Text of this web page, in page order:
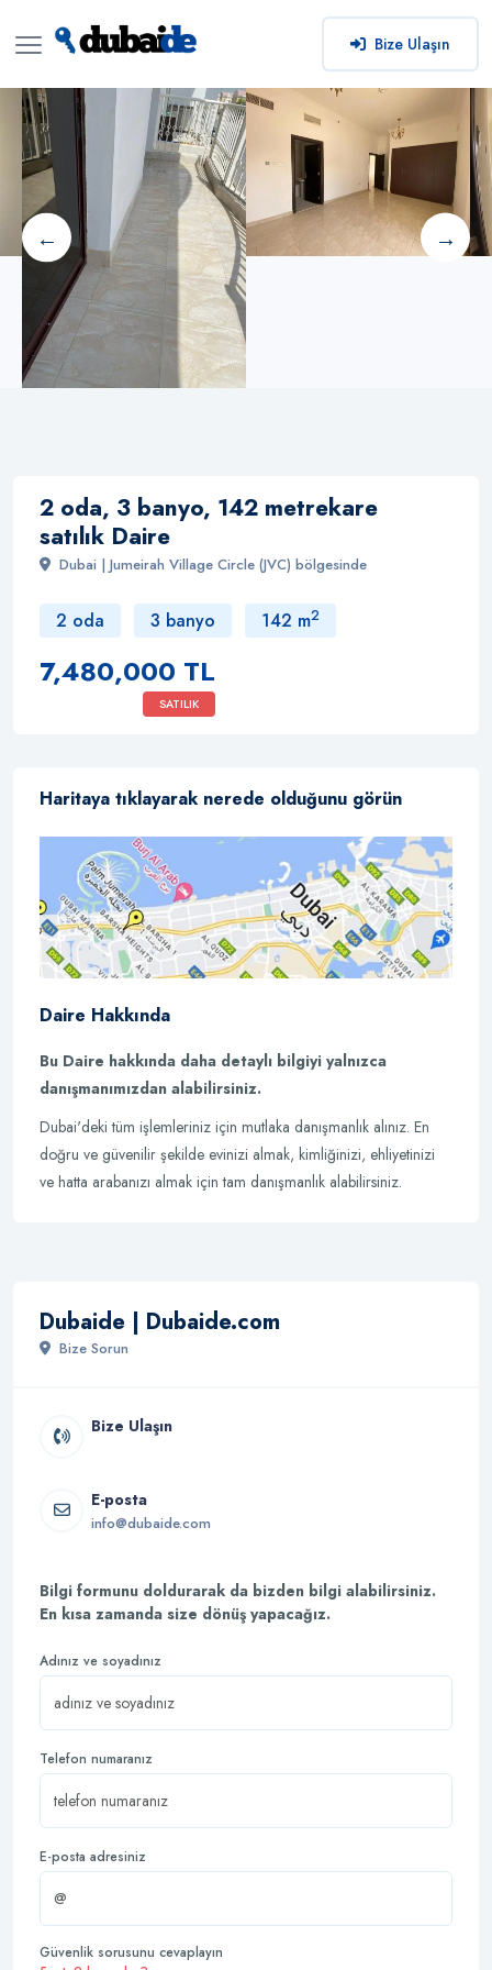
Bize Ulaşın
2 oda, 3 banyo, 142 metrekare
satılık Daire
Dubai | Jumeirah Village Circle (JVC) bölgesinde
2 oda 3 banyo 142 m2
7,480,000 TL
SATILIK
Haritaya tıklayarak nerede olduğunu görün
Daire Hakkında
Bu Daire hakkında daha detaylı bilgiyi yalnızca
danışmanımızdan alabilirsiniz.
Dubai'deki tüm işlemleriniz için mutlaka danışmanlık alınız. En
doğru ve güvenilir şekilde evinizi almak, kimliğinizi, ehliyetinizi
ve hatta arabanızı almak için tam danışmanlık alabilirsiniz.
Dubaide | Dubaide.com
Bize Sorun
Bize Ulaşın
E-posta
info@dubaide.com
Bilgi formunu doldurarak da bizden bilgi alabilirsiniz.
En kısa zamanda size dönüş yapacağız.
Adınız ve soyadınız
Telefon numaranız
E-posta adresiniz
Güvenlik sorusunu cevaplayın